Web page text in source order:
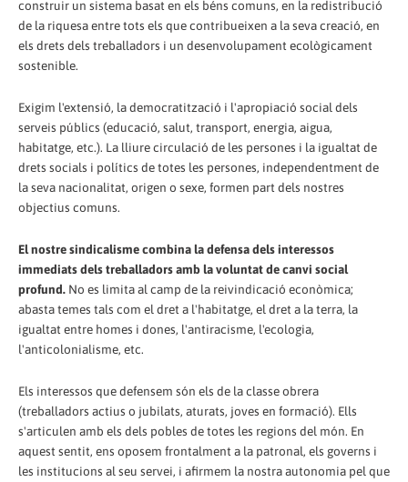
construir un sistema basat en els béns comuns, en la redistribució
de la riquesa entre tots els que contribueixen a la seva creació, en
els drets dels treballadors i un desenvolupament ecològicament
sostenible.
Exigim l'extensió, la democratització i l'apropiació social dels
serveis públics (educació, salut, transport, energia, aigua,
habitatge, etc.). La lliure circulació de les persones i la igualtat de
drets socials i polítics de totes les persones, independentment de
la seva nacionalitat, origen o sexe, formen part dels nostres
objectius comuns.
El nostre sindicalisme combina la defensa dels interessos
immediats dels treballadors amb la voluntat de canvi social
profund. No es limita al camp de la reivindicació econòmica;
abasta temes tals com el dret a l'habitatge, el dret a la terra, la
igualtat entre homes i dones, l'antiracisme, l'ecologia,
l'anticolonialisme, etc.
Els interessos que defensem són els de la classe obrera
(treballadors actius o jubilats, aturats, joves en formació). Ells
s'articulen amb els dels pobles de totes les regions del món. En
aquest sentit, ens oposem frontalment a la patronal, els governs i
les institucions al seu servei, i afirmem la nostra autonomia pel que